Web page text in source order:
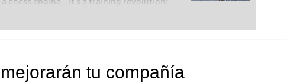
first steps into the world of club chess,
and with a more personalised
tu compañía